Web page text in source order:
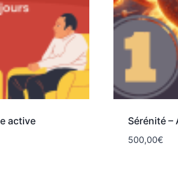
active Sérénité –
500,00€